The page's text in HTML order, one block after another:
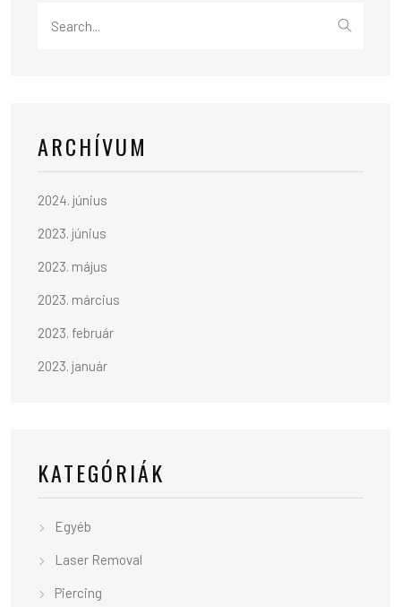
ARCHÍVUM
2024. június
2023. június
2023. május
2023. március
2023. február
2023. január
KATEGÓRIÁK
Egyéb
Laser Removal
Piercing